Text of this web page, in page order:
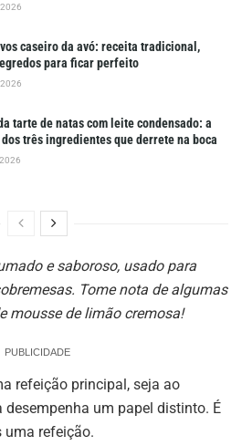
2026
caseiro da avó: receita tradicional,
para ficar perfeito
2026
tarte de natas com leite condensado: a
três ingredientes que derrete na boca
e saboroso, usado para
Tome nota de algumas
mousse de limão cremosa!
PUBLICIDADE
refeição principal, seja ao
desempenha um papel distinto. É
uma refeição.